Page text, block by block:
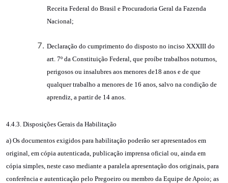
Receita Federal do Brasil e Procuradoria Geral da Fazenda
Nacional;
Declaração do cumprimento do disposto no inciso XXXIII do
art. 7º da Constituição Federal, que proíbe trabalhos noturnos,
perigosos ou insalubres aos menores de18 anos e de que
qualquer trabalho a menores de 16 anos, salvo na condição de
aprendiz, a partir de 14 anos.
4.4.3. Disposições Gerais da Habilitação
a) Os documentos exigidos para habilitação poderão ser apresentados em
original, em cópia autenticada, publicação imprensa oficial ou, ainda em
cópia simples, neste caso mediante a paralela apresentação dos originais, para
conferência e autenticação pelo Pregoeiro ou membro da Equipe de Apoio; as